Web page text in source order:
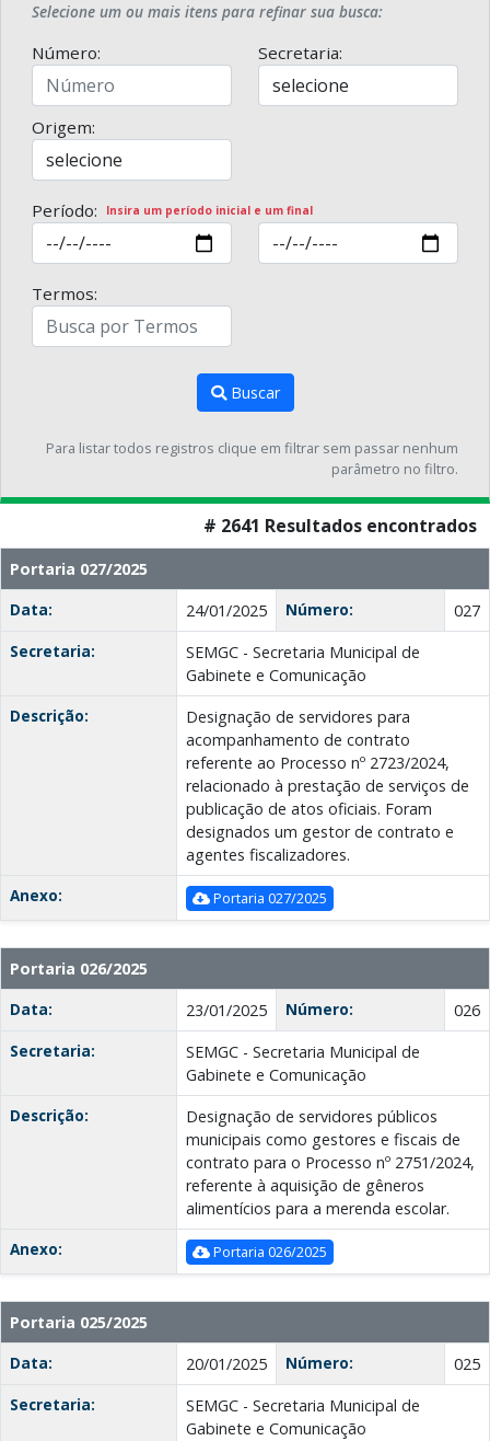
Selecione um ou mais itens para refinar sua busca:
Número: Secretaria:
Origem:
Período: Insira um período inicial e um final
Termos:
Buscar
Para listar todos registros clique em filtrar sem passar nenhum
parâmetro no filtro.
# 2641 Resultados encontrados
Portaria 027/2025
Data:
24/01/2025 Número:
027
Secretaria:
SEMGC - Secretaria Municipal de
Gabinete e Comunicação
Descrição:
Designação de servidores para
acompanhamento de contrato
referente ao Processo nº 2723/2024,
relacionado à prestação de serviços de
publicação de atos oficiais. Foram
designados um gestor de contrato e
agentes fiscalizadores.
Anexo:
Portaria 027/2025
Portaria 026/2025
Data:
23/01/2025 Número:
026
Secretaria:
SEMGC - Secretaria Municipal de
Gabinete e Comunicação
Descrição:
Designação de servidores públicos
municipais como gestores e fiscais de
contrato para o Processo nº 2751/2024,
referente à aquisição de gêneros
alimentícios para a merenda escolar.
Anexo:
Portaria 026/2025
Portaria 025/2025
Data:
20/01/2025 Número:
025
Secretaria:
SEMGC - Secretaria Municipal de
Gabinete e Comunicação